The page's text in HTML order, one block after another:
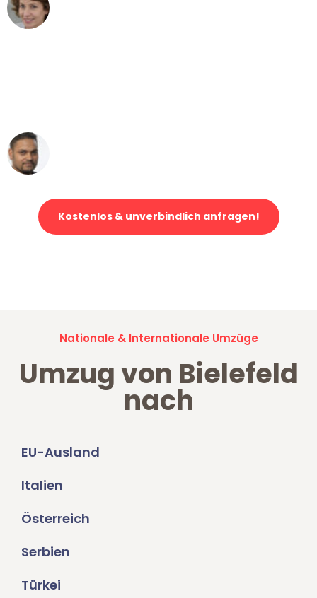
Kostenlos & unverbindlich anfragen!
Nationale & Internationale Umzüge
Umzug von Bielefeld
nach
EU-Ausland
Italien
Österreich
Serbien
Türkei